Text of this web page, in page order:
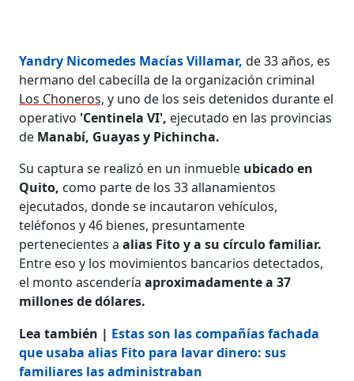
Yandry Nicomedes Macías Villamar,de 33 años, es
hermano del cabecilla de la organización criminal
Los Choneros, y uno de los seis detenidos durante el
operativo 'Centinela VI', ejecutado en las provincias
de Manabí, Guayas y Pichincha.
Su captura se realizó en un inmueble ubicado en
Quito, como parte de los 33 allanamientos
ejecutados, donde se incautaron vehículos,
teléfonos y 46 bienes, presuntamente
pertenecientes a alias Fito y a su círculo familiar.
Entre eso y los movimientos bancarios detectados,
el monto ascenderíaaproximadamente a 37
millones de dólares.
Lea también | Estas son las compañías fachada
que usaba alias Fito para lavar dinero: sus
familiares las administraban